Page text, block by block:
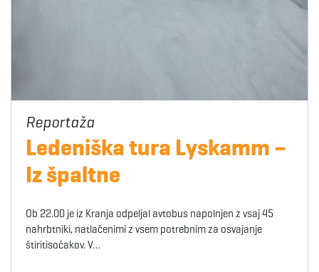
Ledeniška tura Lyskamm –
Iz špaltne
Ob 22.00 je iz Kranja odpeljal avtobus napolnjen z vsaj 45
nahrbtniki, natlačenimi z vsem potrebnim za osvajanje
štiritisočakov. V…